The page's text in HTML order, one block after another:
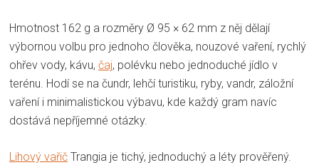
Hmotnost 162 g a rozměry Ø 95 × 62 mm z něj dělají
výbornou volbu pro jednoho člověka, nouzové vaření, rychlý
ohřev vody, kávu, čaj, polévku nebo jednoduché jídlo v
terénu. Hodí se na čundr, lehčí turistiku, ryby, vandr, záložní
vaření i minimalistickou výbavu, kde každý gram navíc
dostává nepříjemné otázky.
Lihový vařič Trangia je tichý, jednoduchý a léty prověřený.